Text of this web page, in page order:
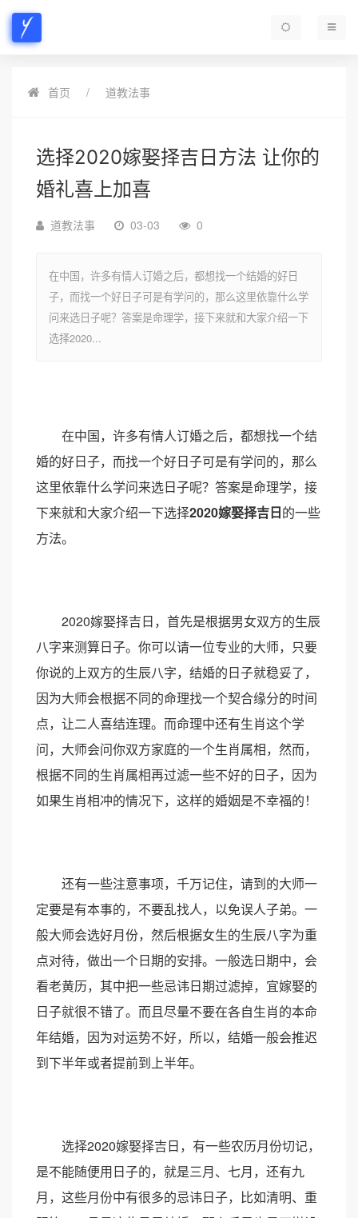
首页 道教法事
选择2020嫁娶择吉日方法 让你的
婚礼喜上加喜
道教法事 03-03 0
在中国，许多有情人订婚之后，都想找一个结婚的好日
子，而找一个好日子可是有学问的，那么这里依靠什么学
问来选日子呢？答案是命理学，接下来就和大家介绍一下
选择2020...
在中国，许多有情人订婚之后，都想找一个结
婚的好日子，而找一个好日子可是有学问的，那么
这里依靠什么学问来选日子呢？答案是命理学，接
下来就和大家介绍一下选择2020嫁娶择吉日的一些
方法。
2020嫁娶择吉日，首先是根据男女双方的生辰
八字来测算日子。你可以请一位专业的大师，只要
你说的上双方的生辰八字，结婚的日子就稳妥了，
因为大师会根据不同的命理找一个契合缘分的时间
点，让二人喜结连理。而命理中还有生肖这个学
问，大师会问你双方家庭的一个生肖属相，然而，
根据不同的生肖属相再过滤一些不好的日子，因为
如果生肖相冲的情况下，这样的婚姻是不幸福的！
还有一些注意事项，千万记住，请到的大师一
定要是有本事的，不要乱找人，以免误人子弟。一
般大师会选好月份，然后根据女生的生辰八字为重
点对待，做出一个日期的安排。一般选日期中，会
看老黄历，其中把一些忌讳日期过滤掉，宜嫁娶的
日子就很不错了。而且尽量不要在各自生肖的本命
年结婚，因为对运势不好，所以，结婚一般会推迟
到下半年或者提前到上半年。
选择2020嫁娶择吉日，有一些农历月份切记，
是不能随便用日子的，就是三月、七月，还有九
月，这些月份中有很多的忌讳日子，比如清明、重